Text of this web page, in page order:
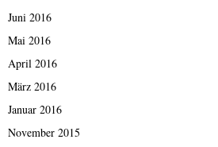
Juni 2016
Mai 2016
April 2016
März 2016
Januar 2016
November 2015